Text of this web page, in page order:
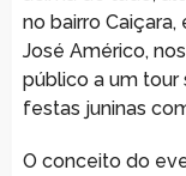
no bairro
José Américo,
público a um tour
festas juninas
O conceito do